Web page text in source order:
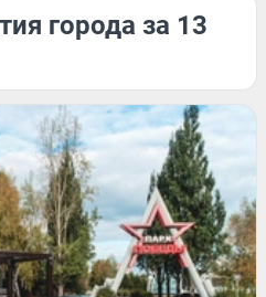
города за 13